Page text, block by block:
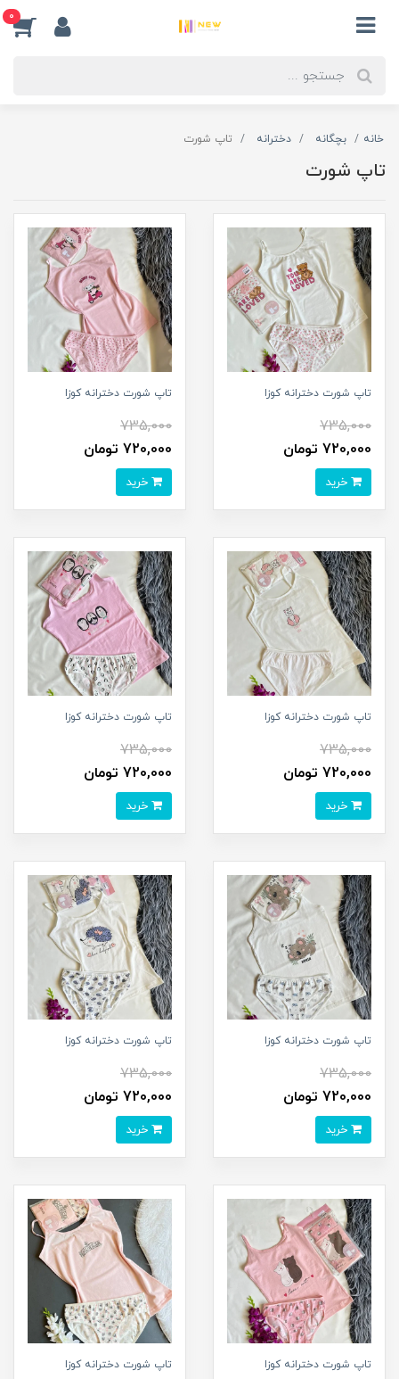
0
خانه بچگانه دخترانه تاپ شورت
تاپ شورت
تاپ شورت دخترانه کوزا
735,000
720,000 تومان
تاپ شورت دخترانه کوزا
735,000
720,000 تومان
تاپ شورت دخترانه کوزا
735,000
720,000 تومان
تاپ شورت دخترانه کوزا
735,000
720,000 تومان
تاپ شورت دخترانه کوزا
735,000
720,000 تومان
تاپ شورت دخترانه کوزا
735,000
720,000 تومان
تاپ شورت دخترانه کوزا تاپ شورت دخترانه کوزا